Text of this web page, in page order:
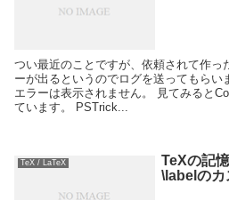
つい最近のことですが、依頼されて作っ
ーが出るというのでログを送ってもらい
エラーは表示されません。 見てみると
ています。 PSTrick...
TeX / LaTeX
TeXの記
\labelのカ